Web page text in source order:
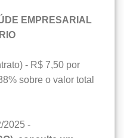
EMPRESARIAL
- R$ 7,50 por
sobre o valor total
2025 -